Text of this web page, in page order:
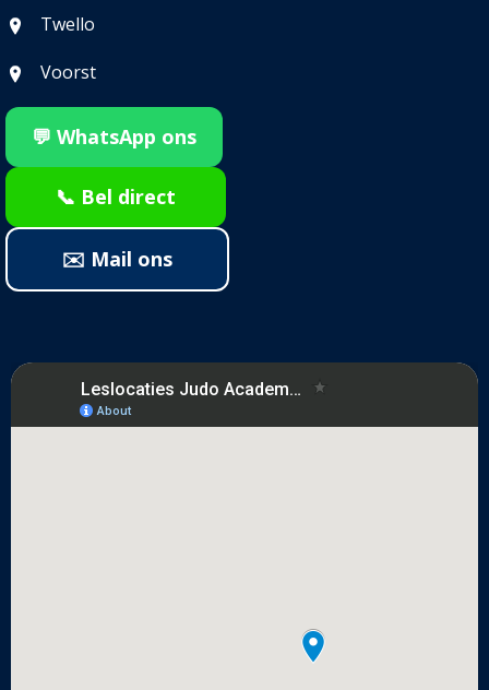
Twello
Voorst
💬 WhatsApp ons
📞 Bel direct
✉️ Mail ons